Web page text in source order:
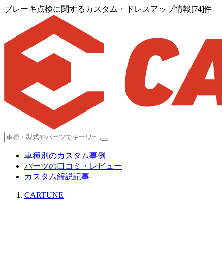
ブレーキ点検に関するカスタム・ドレスアップ情報[74]件
車種別のカスタム事例
パーツの口コミ・レビュー
カスタム解説記事
CARTUNE